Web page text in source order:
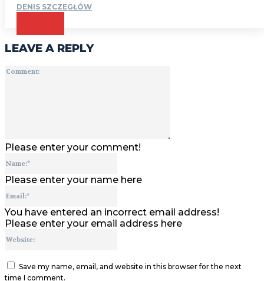
DENIS SZCZEGŁÓW
LEAVE A REPLY
Please enter your comment!
Please enter your name here
You have entered an incorrect email address!
Please enter your email address here
Save my name, email, and website in this browser for the next
time I comment.